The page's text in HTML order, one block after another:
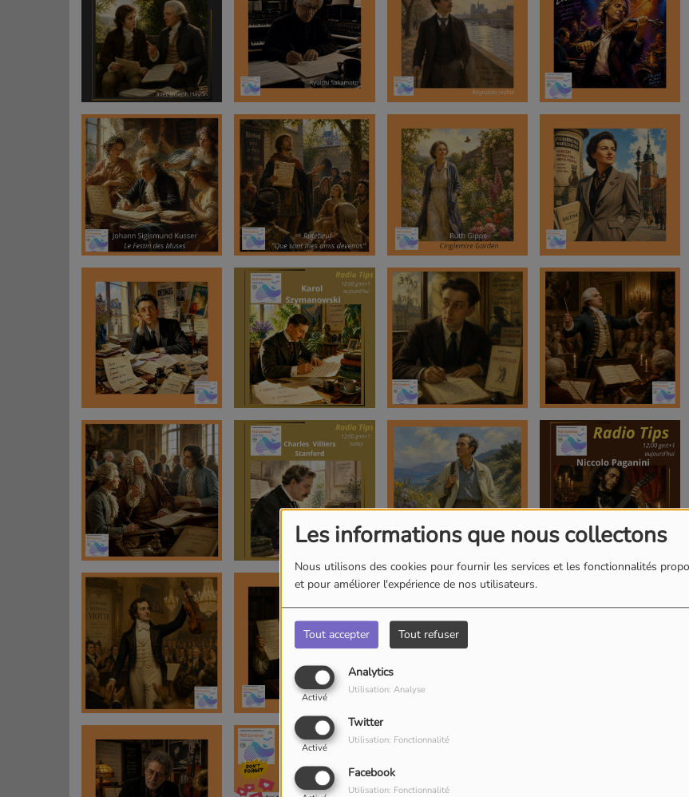
Les informations que nous collectons
Nous utilisons des cookies pour fournir les services et les fonctionnalités
et pour améliorer l'expérience de nos utilisateurs.
Tout accepter Tout refuser
Analytics
Activé
Utilisation: Analyse
Twitter
Activé
Utilisation: Fonctionnalité
Facebook
Utilisation: Fonctionnalité